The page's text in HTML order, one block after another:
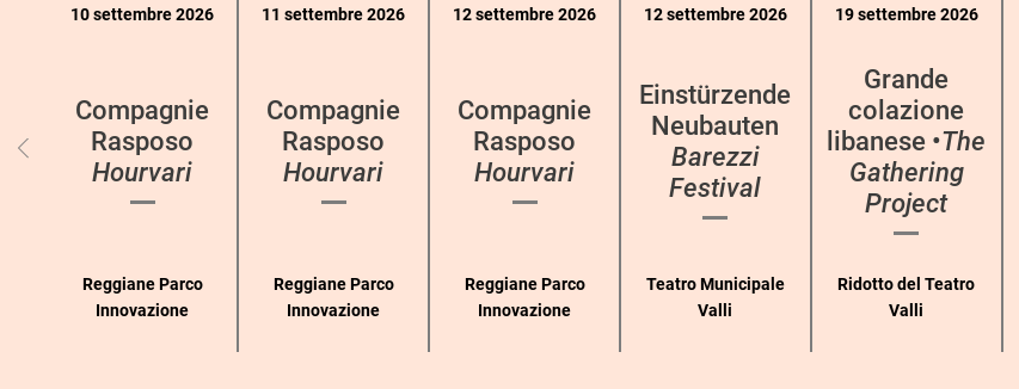
eventi
10 settembre 2026
Compagnie
Rasposo
Hourvari
Reggiane Parco
Innovazione
11 settembre 2026
Compagnie
Rasposo
Hourvari
Reggiane Parco
Innovazione
12 settembre 2026
Compagnie
Rasposo
Hourvari
Reggiane Parco
Innovazione
12 settembre 2026
Einstürzende
Neubauten
Barezzi
Festival
Teatro Municipale
Valli
19 settembre 2026
Grande
colazione
libanese •The
Gathering
Project
Ridotto del Teatro
Valli